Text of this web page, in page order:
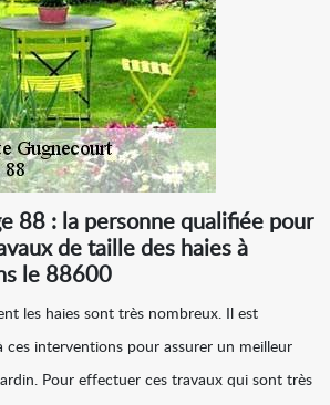
88 : la personne qualifiée pour
de taille des haies à
le 88600
les haies sont très nombreux. Il est
ces interventions pour assurer un meilleur
Pour effectuer ces travaux qui sont très